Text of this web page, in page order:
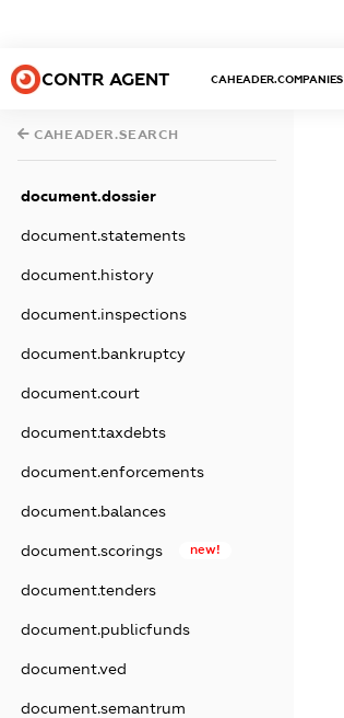
CONTR AGENT CAHEADER.COMPANIES
CAHEADER.SEARCH
document.dossier
document.statements
document.history
document.inspections
document.bankruptcy
document.court
document.taxdebts
document.enforcements
document.balances
document.scorings new!
document.tenders
document.publicfunds
document.ved
document.semantrum